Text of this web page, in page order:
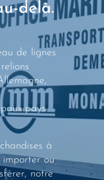
delà.
de lignes
pays
à
importer ou
notre